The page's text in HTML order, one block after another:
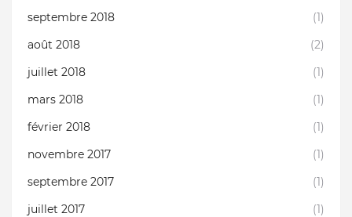
septembre 2018
(1)
août 2018
(2)
juillet 2018
(1)
mars 2018
(1)
février 2018
(1)
novembre 2017
(1)
septembre 2017
(1)
juillet 2017
(1)